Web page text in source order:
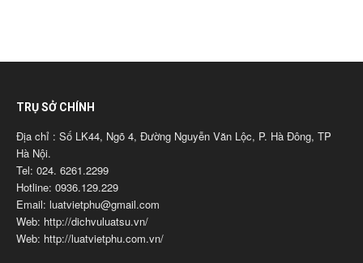
TRỤ SỞ CHÍNH
Địa chỉ : Số LK44, Ngõ 4, Đường Nguyễn Văn Lộc, P. Hà Đông, TP
Hà Nội.
Tel: 024. 6261.2299
Hotline: 0936.129.229
Email: luatvietphu@gmail.com
Web: http://dichvuluatsu.vn/
Web: http://luatvietphu.com.vn/